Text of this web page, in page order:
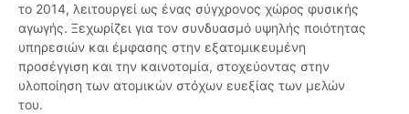
το 2014, λειτουργεί ως ένας σύγχρονος χώρος φυσικής
αγωγής. Ξεχωρίζει για τον συνδυασμό υψηλής ποιότητας
υπηρεσιών και έμφασης στην εξατομικευμένη
προσέγγιση και την καινοτομία, στοχεύοντας στην
υλοποίηση των ατομικών στόχων ευεξίας των μελών
του.